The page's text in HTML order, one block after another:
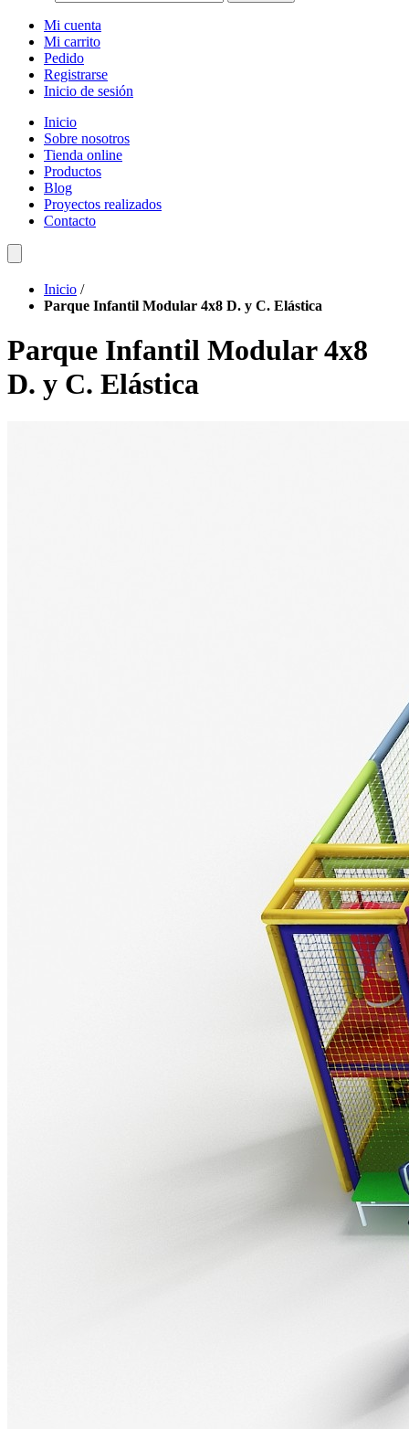
Mi cuenta
Mi carrito
Pedido
Registrarse
Inicio de sesión
Inicio
Sobre nosotros
Tienda online
Productos
Blog
Proyectos realizados
Contacto
Inicio /
Parque Infantil Modular 4x8 D. y C. Elástica
Parque Infantil Modular 4x8
D. y C. Elástica